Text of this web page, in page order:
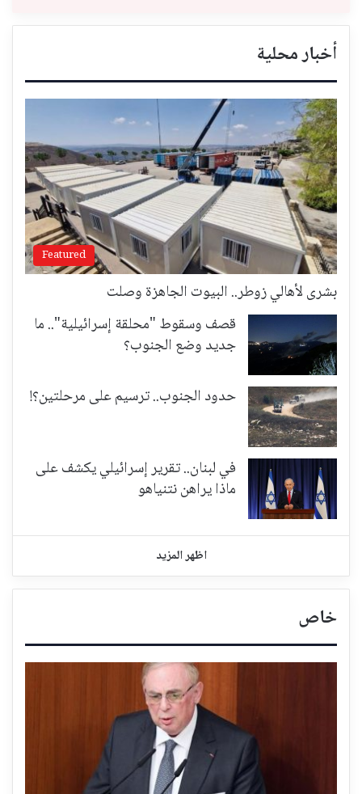
أخبار محلية
Featured
بشرى لأهالي زوطر.. البيوت الجاهزة وصلت
قصف وسقوط "محلقة إسرائيلية".. ما
جديد وضع الجنوب؟
حدود الجنوب.. ترسيم على مرحلتين؟!
في لبنان.. تقرير إسرائيلي يكشف على
ماذا يراهن نتنياهو
اظهر المزيد
خاص